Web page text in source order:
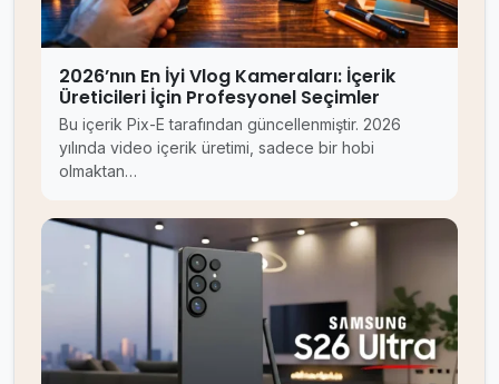
2026’nın En İyi Vlog Kameraları: İçerik
Üreticileri İçin Profesyonel Seçimler
Bu içerik Pix-E tarafından güncellenmiştir. 2026
yılında video içerik üretimi, sadece bir hobi
olmaktan…